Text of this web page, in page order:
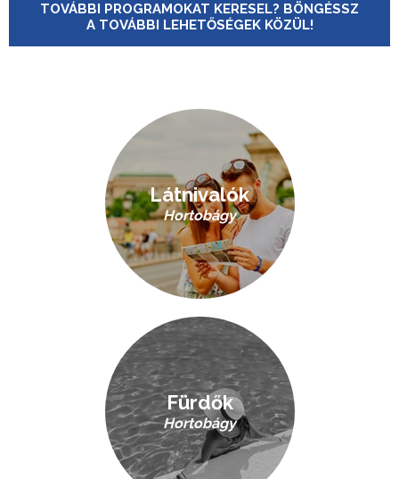
TOVÁBBI PROGRAMOKAT KERESEL? BÖNGÉSSZ
A TOVÁBBI LEHETŐSÉGEK KÖZÜL!
Látnivalók
Hortobágy
Fürdők
Hortobágy